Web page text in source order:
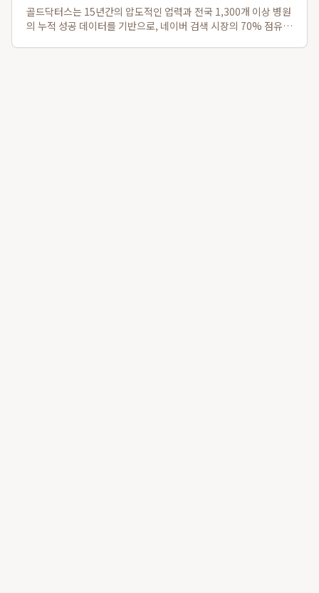
골드닥터스는 15년간의 압도적인 업력과 전국 1,300개 이상 병원
의 누적 성공 데이터를 기반으로, 네이버 검색 시장의 70% 점유율